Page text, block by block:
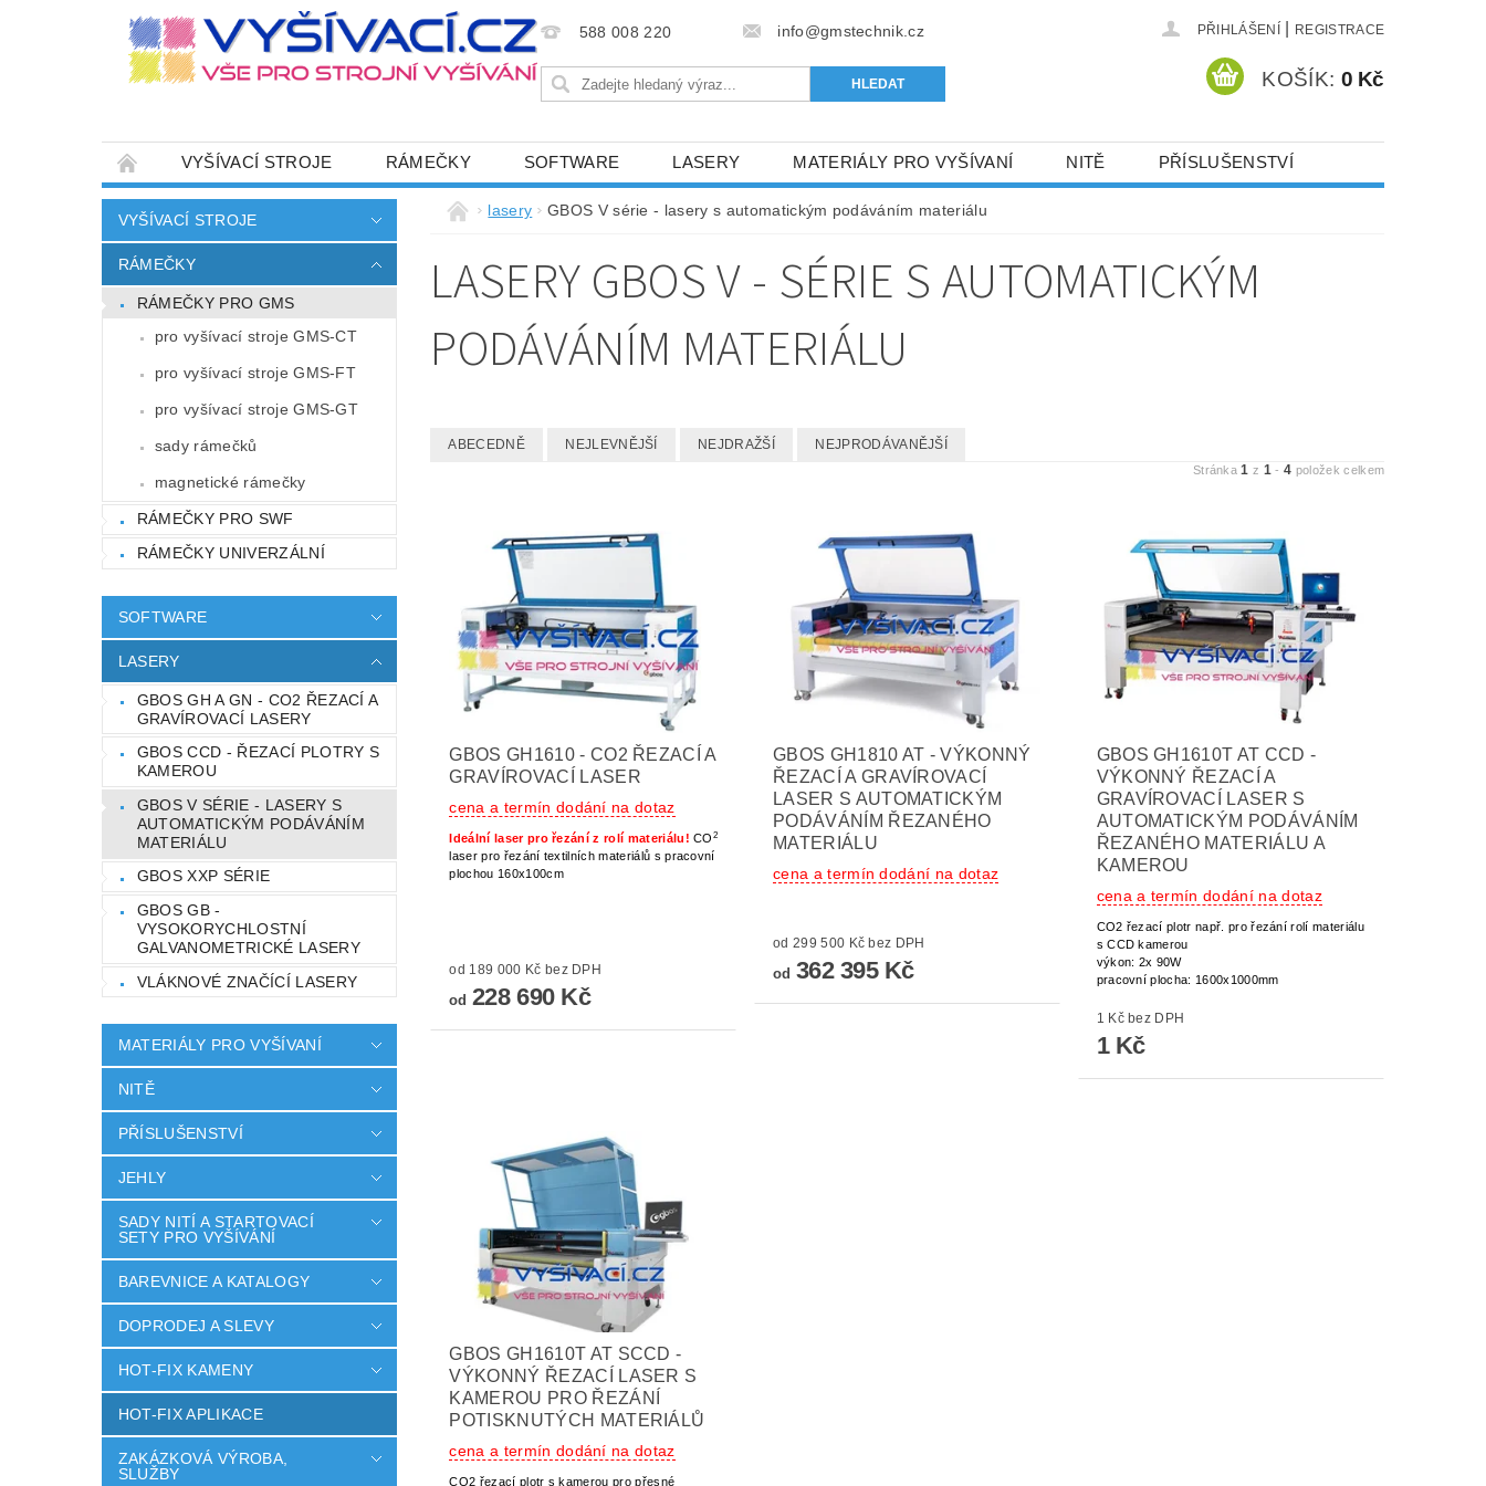
588 008 220 info@gmstechnik.cz PŘIHLÁŠENÍ REGISTRACE
KOŠÍK: 0 Kč
VYŠÍVACÍ STROJE RÁMEČKY SOFTWARE LASERY MATERIÁLY PRO VYŠÍVANÍ NITĚ PŘÍSLUŠENSTVÍ
JEHLY SADY NITÍ A STARTOVACÍ SETY PRO VYŠÍVÁNÍ BAREVNICE A KATALOGY DOPRODEJ A SLEVY
HOT-FIX APLIKACE ZAKÁZKOVÁ VÝROBA, SLUŽBY
CENÍK DOPRAVY (NÁKLADŮ EXPEDICE) PLATNÝ OD 6. 5.2024 OBCHODNÍ PODMÍNKY PRO E-SHOP VYSIVACI.CZ
ZÁSADY OCHRANY OSOBNÍCH ÚDAJŮ
VYŠÍVACÍ STROJE
RÁMEČKY
RÁMEČKY PRO GMS
pro vyšívací stroje GMS-CT
pro vyšívací stroje GMS-FT
pro vyšívací stroje GMS-GT
sady rámečků
magnetické rámečky
RÁMEČKY PRO SWF
RÁMEČKY UNIVERZÁLNÍ
SOFTWARE
LASERY
GBOS GH A GN - CO2 ŘEZACÍ A
GRAVÍROVACÍ LASERY
GBOS CCD - ŘEZACÍ PLOTRY S
KAMEROU
GBOS V SÉRIE - LASERY S
AUTOMATICKÝM PODÁVÁNÍM
MATERIÁLU
GBOS XXP SÉRIE
GBOS GB -
VYSOKORYCHLOSTNÍ
GALVANOMETRICKÉ LASERY
VLÁKNOVÉ ZNAČÍCÍ LASERY
MATERIÁLY PRO VYŠÍVANÍ
NITĚ
PŘÍSLUŠENSTVÍ
JEHLY
SADY NITÍ A STARTOVACÍ
SETY PRO VYŠÍVÁNÍ
BAREVNICE A KATALOGY
DOPRODEJ A SLEVY
HOT-FIX KAMENY
HOT-FIX APLIKACE
ZAKÁZKOVÁ VÝROBA,
SLUŽBY
lasery GBOS V série - lasery s automatickým podáváním materiálu
LASERY GBOS V - SÉRIE S AUTOMATICKÝM
PODÁVÁNÍM MATERIÁLU
ABECEDNĚ NEJLEVNĚJŠÍ NEJDRAŽŠÍ NEJPRODÁVANĚJŠÍ
Stránka1 z 1 -4 položek celkem
GBOS GH1610 - CO2 ŘEZACÍ A
GRAVÍROVACÍ LASER
cena a termín dodání na dotaz
Ideální laser pro řezání z rolí materiálu!CO 2
laser pro řezání textilních materiálů s pracovní
plochou 160x100cm
od 189 000 Kč bez DPH
od 228 690 Kč
GBOS GH1810 AT - VÝKONNÝ
ŘEZACÍ A GRAVÍROVACÍ
LASER S AUTOMATICKÝM
PODÁVÁNÍM ŘEZANÉHO
MATERIÁLU
cena a termín dodání na dotaz
od 299 500 Kč bez DPH
od 362 395 Kč
GBOS GH1610T AT CCD -
VÝKONNÝ ŘEZACÍ A
GRAVÍROVACÍ LASER S
AUTOMATICKÝM PODÁVÁNÍM
ŘEZANÉHO MATERIÁLU A
KAMEROU
cena a termín dodání na dotaz
CO2 řezací plotr např. pro řezání rolí materiálu
s CCD kamerou
výkon: 2x 90W
pracovní plocha: 1600x1000mm
1 Kč bez DPH
1 Kč
GBOS GH1610T AT SCCD -
VÝKONNÝ ŘEZACÍ LASER S
KAMEROU PRO ŘEZÁNÍ
POTISKNUTÝCH MATERIÁLŮ
cena a termín dodání na dotaz
CO2 řezací plotr s kamerou pro přesné